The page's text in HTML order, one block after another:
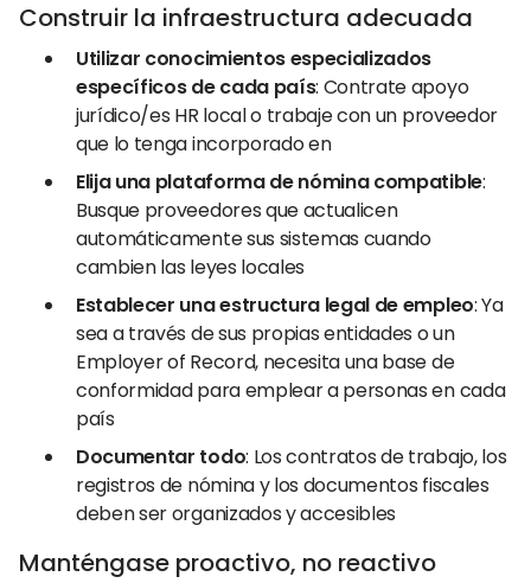
Construir la infraestructura adecuada
Utilizar conocimientos especializados
específicos de cada país: Contrate apoyo
jurídico/es HR local o trabaje con un proveedor
que lo tenga incorporado en
Elija una plataforma de nómina compatible:
Busque proveedores que actualicen
automáticamente sus sistemas cuando
cambien las leyes locales
Establecer una estructura legal de empleo: Ya
sea a través de sus propias entidades o un
Employer of Record, necesita una base de
conformidad para emplear a personas en cada
país
Documentar todo: Los contratos de trabajo, los
registros de nómina y los documentos fiscales
deben ser organizados y accesibles
Manténgase proactivo, no reactivo